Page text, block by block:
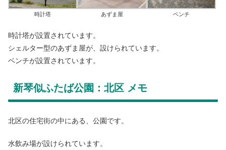
時計塔 あずま屋 ベンチ
時計塔が設置されています。
シェルター型のあずま屋が、設けられています。
ベンチが設置されています。
新琴似ふたば公園：北区 メモ
北区の住宅街の中にある、公園です。
水飲み場が設けられています。